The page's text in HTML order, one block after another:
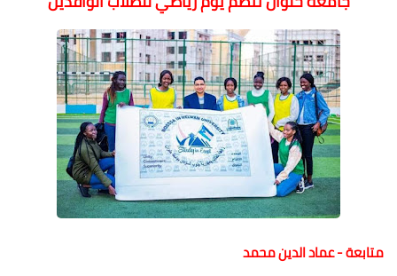
متابعة - عماد الدين محمد